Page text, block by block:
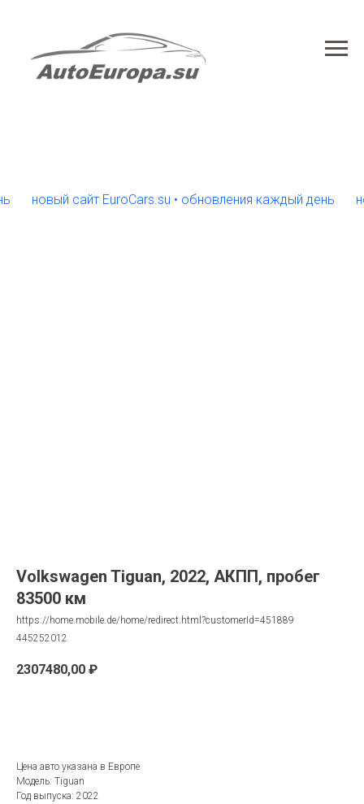
новый сайт EuroCars.su • обновления каждый день
Volkswagen Tiguan, 2022, АКПП, пробег
83500 км
https://home.mobile.de/home/redirect.html?customerId=451889
445252012
2307480,00 ₽
Цена авто указана в Европе
Модель: Tiguan
Год выпуска: 2022